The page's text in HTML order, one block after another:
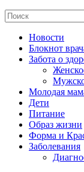
Новости
Блокнот
Забота о
Молодая
Дети
Питание
Образ жизни
Форма и
Заболевания